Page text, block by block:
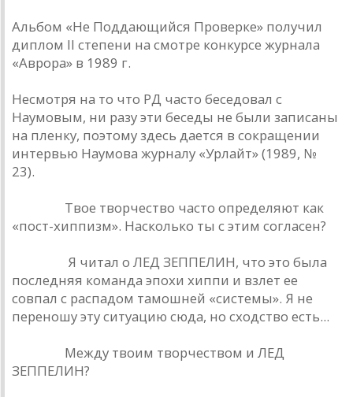
Альбом «Не Поддающийся Проверке» получил
диплом II степени на смотре конкурсе журнала
«Аврора» в 1989 г.
Несмотря на то что РД часто беседовал с
Наумовым, ни разу эти беседы не были записаны
на пленку, поэтому здесь дается в сокращении
интервью Наумова журналу «Урлайт» (1989, №
23).
Твое творчество часто определяют как
«пост-хиппизм». Насколько ты с этим согласен?
Я читал о ЛЕД ЗЕППЕЛИН, что это была
последняя команда эпохи хиппи и взлет ее
совпал с распадом тамошней «системы». Я не
переношу эту ситуацию сюда, но сходство есть...
Между твоим творчеством и ЛЕД
ЗЕППЕЛИН?